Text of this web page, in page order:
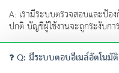
A: เรามีระบบตรวจสอบและป้อ
ปกติ บัญชีผู้ใช้งานจะถูกระงับกา
Q: มีระบบตอบอีเมล์อัตโนมั